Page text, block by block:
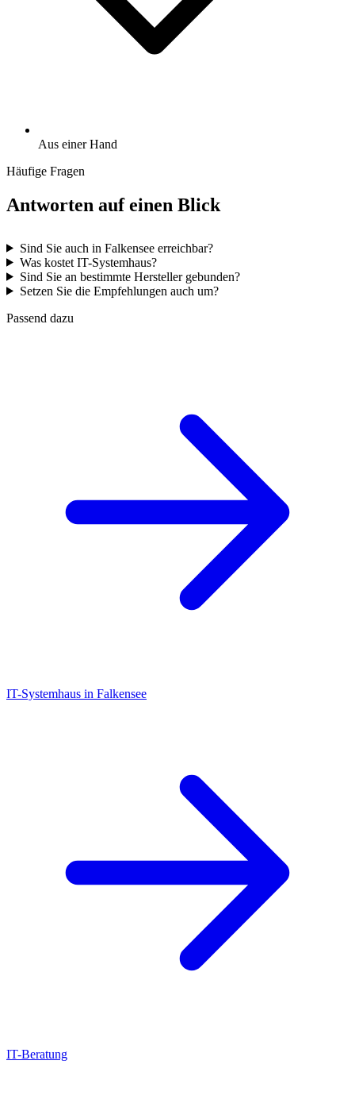
Aus einer Hand
Häufige Fragen
Antworten auf einen Blick
Sind Sie auch in Falkensee erreichbar?
Was kostet IT-Systemhaus?
Sind Sie an bestimmte Hersteller gebunden?
Setzen Sie die Empfehlungen auch um?
Passend dazu
IT-Systemhaus in Falkensee
IT-Beratung